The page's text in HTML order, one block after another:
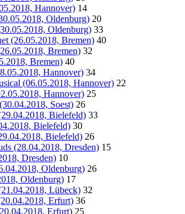
Hannover) 14
Oldenburg) 20
Oldenburg) 33
(26.05.2018, Bremen) 40
Bremen) 32
Bremen) 40
Hannover) 34
(06.05.2018, Hannover) 22
Hannover) 25
Soest) 26
Bielefeld) 33
Bielefeld) 30
Bielefeld) 26
(28.04.2018, Dresden) 15
Dresden) 10
Oldenburg) 26
Oldenburg) 17
Lübeck) 32
Erfurt) 36
Erfurt) 25